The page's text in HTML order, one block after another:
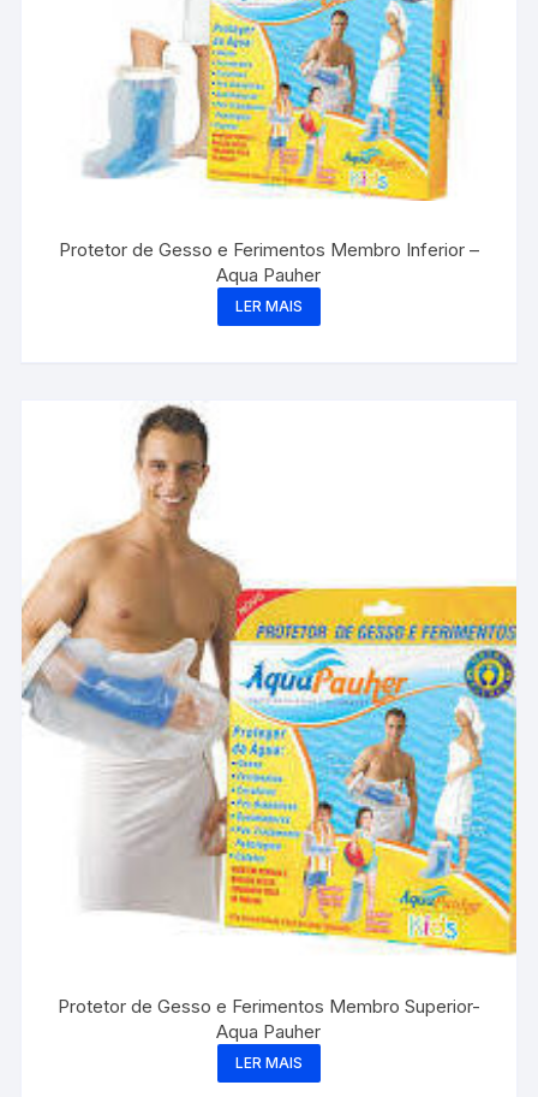
Protetor de Gesso e Ferimentos Membro Inferior –
Aqua Pauher
LER MAIS
Protetor de Gesso e Ferimentos Membro Superior-
Aqua Pauher
LER MAIS